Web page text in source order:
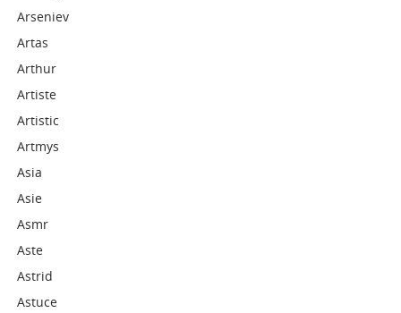
Arseniev
Artas
Arthur
Artiste
Artistic
Artmys
Asia
Asie
Asmr
Aste
Astrid
Astuce